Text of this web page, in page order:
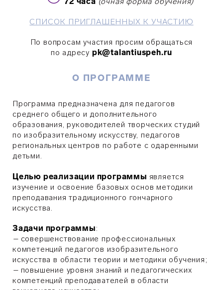
СПИСОК ПРИГЛАШЕННЫХ К УЧАСТИЮ
По вопросам участия просим обращаться
по адресу pk@talantiuspeh.ru
О ПРОГРАММЕ
Программа предназначена для педагогов
среднего общего и дополнительного
образования, руководителей творческих студий
по изобразительному искусству, педагогов
региональных центров по работе с одаренными
детьми.
Целью реализации программы является
изучение и освоение базовых основ методики
преподавания традиционного гончарного
искусства.
Задачи программы:
–совершенствование профессиональных
компетенций педагогов изобразительного
искусства в области теории и методики обучения;
–повышение уровня знаний и педагогических
компетенций преподавателей в области